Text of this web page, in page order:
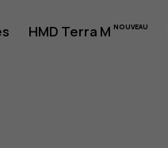
HMD Terra M